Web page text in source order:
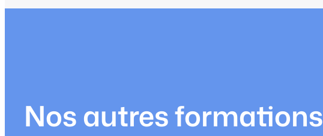
Nos autres formations